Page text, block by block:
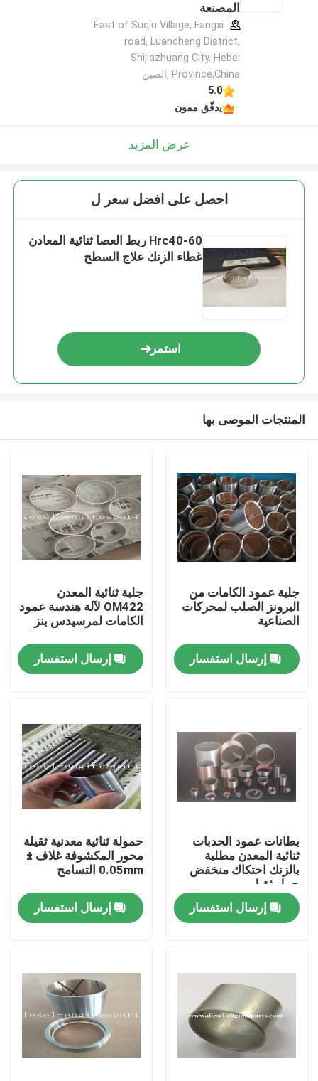
منزل
أشرطة فيديو
عرض الواقع الافتراضي
حول بنا
جولة في المعمل
طلب اقتباس
المصنعة
East of Suqiu Village, Fangxi
road, Luancheng District,
Shijiazhuang City, Hebei
Province,China ,الصين
5.0
يدقّق ممون
عرض المزيد
احصل على افضل سعر ل
Hrc40-60 ربط العصا ثنائية المعادن
غطاء الزنك علاج السطح
استمر
المنتجات الموصى بها
جلبة عمود الكامات من
البرونز الصلب لمحركات
الصناعية
إرسال استفسار
جلبة ثنائية المعدن
OM422 لآلة هندسة عمود
الكامات لمرسيدس بنز
إرسال استفسار
بطانات عمود الحدبات
ثنائية المعدن مطلية
بالزنك احتكاك منخفض
حمل ثقيل
إرسال استفسار
حمولة ثنائية معدنية ثقيلة
محور المكشوفة غلاف ±
0.05mm التسامح
إرسال استفسار